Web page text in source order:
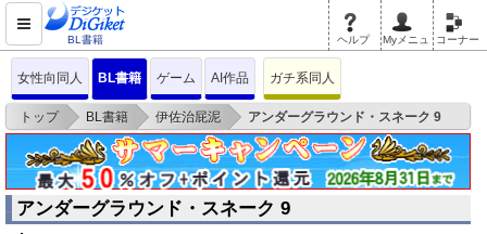
BL書籍 ヘルプ Myメニュ コーナー
女性向同人 BL書籍 ゲーム AI作品 ガチ系同人
トップ > BL書籍 > 伊佐治屁泥 > アンダーグラウンド・スネーク 9
アンダーグラウンド・スネーク 9